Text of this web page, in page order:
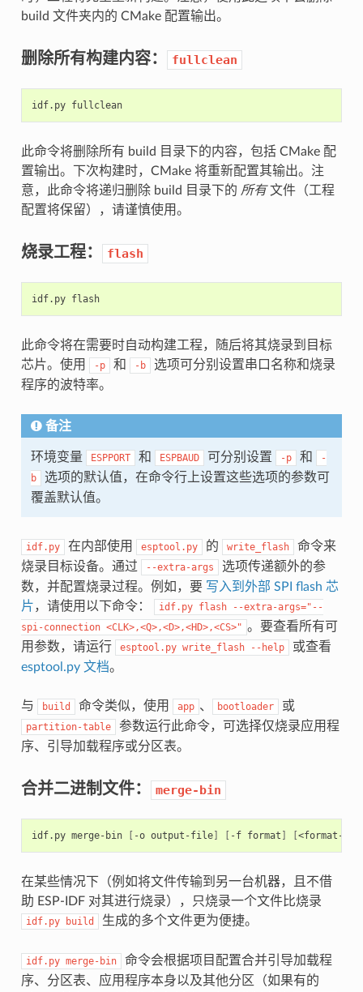
build 文件夹内的 CMake 配置输出。
删除所有构建内容： fullclean
idf.py fullclean
此命令将删除所有 build 目录下的内容，包括 CMake 配
置输出。下次构建时，CMake 将重新配置其输出。注
意，此命令将递归删除 build 目录下的 所有文件（工程
配置将保留），请谨慎使用。
烧录工程： flash
idf.py flash
此命令将在需要时自动构建工程，随后将其烧录到目标
芯片。使用
-p 和 -b
选项可分别设置串口名称和烧录
程序的波特率。
备注
环境变量 ESPPORT 和 ESPBAUD 可分别设置 -p 和
-
b
选项的默认值，在命令行上设置这些选项的参数可
覆盖默认值。
idf.py 在内部使用 esptool.py 的 write_flash
命令来
烧录目标设备。通过
--extra-args
选项传递额外的参
数，并配置烧录过程。例如，要 写入到外部 SPI flash 芯
片，请使用以下命令： idf.py flash
--extra-args="--
spi-connection <CLK>,<Q>,<D>,<HD>,<CS>" 。要查看所有可
用参数，请运行
esptool.py write_flash --help
或查看
esptool.py 文档。
与 build 命令类似，使用 app 、 bootloader 或
partition-table
参数运行此命令，可选择仅烧录应用程
序、引导加载程序或分区表。
合并二进制文件： merge-bin
idf.py merge-bin [ -o output-file] [ -f format ] [<format-
在某些情况下（例如将文件传输到另一台机器，且不借
助 ESP-IDF 对其进行烧录），只烧录一个文件比烧录
idf.py build 生成的多个文件更为便捷。
idf.py merge-bin
命令会根据项目配置合并引导加载程
序、分区表、应用程序本身以及其他分区（如果有的